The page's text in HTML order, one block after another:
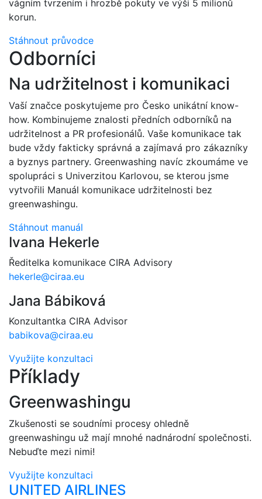
vágním tvrzením i hrozbě pokuty ve výši 5 milionů
korun.
Stáhnout průvodce
Odborníci
Na udržitelnost i komunikaci
Vaší značce poskytujeme pro Česko unikátní know-
how. Kombinujeme znalosti předních odborníků na
udržitelnost a PR profesionálů. Vaše komunikace tak
bude vždy fakticky správná a zajímavá pro zákazníky
a byznys partnery. Greenwashing navíc zkoumáme ve
spolupráci s Univerzitou Karlovou, se kterou jsme
vytvořili Manuál komunikace udržitelnosti bez
greenwashingu.
Stáhnout manuál
Ivana Hekerle
Ředitelka komunikace CIRA Advisory
hekerle@ciraa.eu
Jana Bábiková
Konzultantka CIRA Advisor
babikova@ciraa.eu
Využijte konzultaci
Příklady
Greenwashingu
Zkušenosti se soudními procesy ohledně
greenwashingu už mají mnohé nadnárodní společnosti.
Nebuďte mezi nimi!
Využijte konzultaci
UNITED AIRLINES